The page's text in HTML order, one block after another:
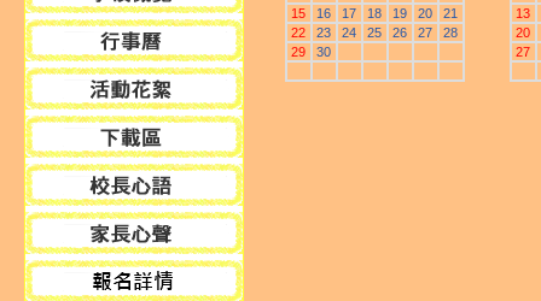
15
16 17 18 19 20
21
22
23 24 25 26 27
28
29
30
13
20
27